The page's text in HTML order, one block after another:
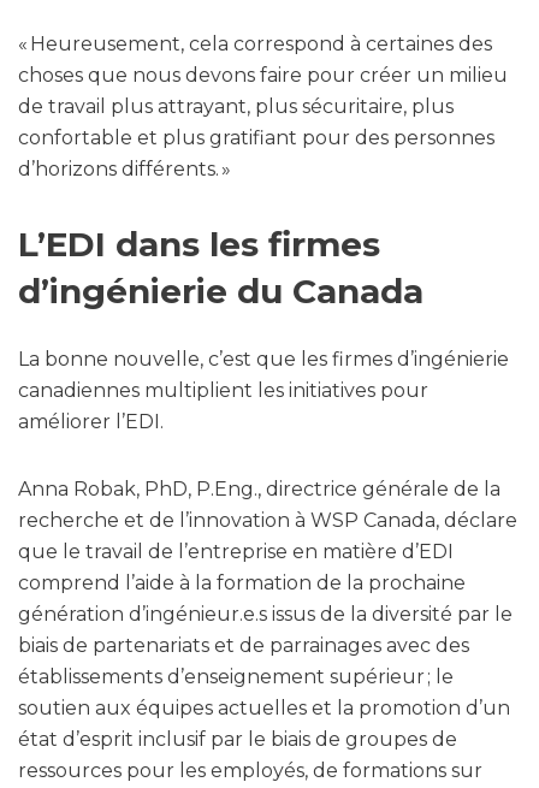
« Heureusement, cela correspond à certaines des
choses que nous devons faire pour créer un milieu
de travail plus attrayant, plus sécuritaire, plus
confortable et plus gratifiant pour des personnes
d’horizons différents. »
L’EDI dans les firmes
d’ingénierie du Canada
La bonne nouvelle, c’est que les firmes d’ingénierie
canadiennes multiplient les initiatives pour
améliorer l’EDI.
Anna Robak, PhD, P.Eng., directrice générale de la
recherche et de l’innovation à WSP Canada, déclare
que le travail de l’entreprise en matière d’EDI
comprend l’aide à la formation de la prochaine
génération d’ingénieur.e.s issus de la diversité par le
biais de partenariats et de parrainages avec des
établissements d’enseignement supérieur ; le
soutien aux équipes actuelles et la promotion d’un
état d’esprit inclusif par le biais de groupes de
ressources pour les employés, de formations sur